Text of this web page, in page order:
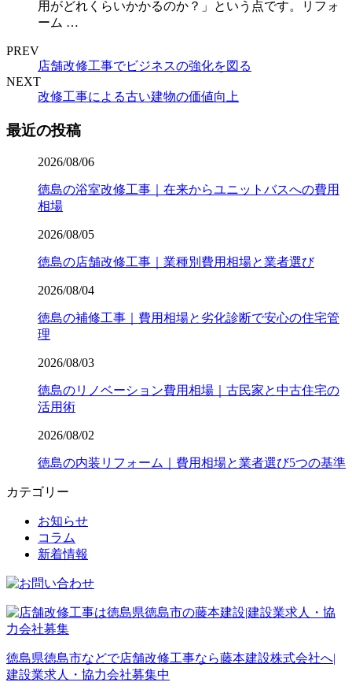
用がどれくらいかかるのか？」という点です。リフォ
ーム …
PREV
店舗改修工事でビジネスの強化を図る
NEXT
改修工事による古い建物の価値向上
最近の投稿
2026/08/06
徳島の浴室改修工事｜在来からユニットバスへの費用
相場
2026/08/05
徳島の店舗改修工事｜業種別費用相場と業者選び
2026/08/04
徳島の補修工事｜費用相場と劣化診断で安心の住宅管
理
2026/08/03
徳島のリノベーション費用相場｜古民家と中古住宅の
活用術
2026/08/02
徳島の内装リフォーム｜費用相場と業者選び5つの基準
カテゴリー
お知らせ
コラム
新着情報
徳島県徳島市などで店舗改修工事なら藤本建設株式会社へ|
建設業求人・協力会社募集中